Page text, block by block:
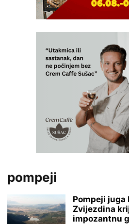
pompeji
Pompeji juga
Zvijezdina
impozantnu